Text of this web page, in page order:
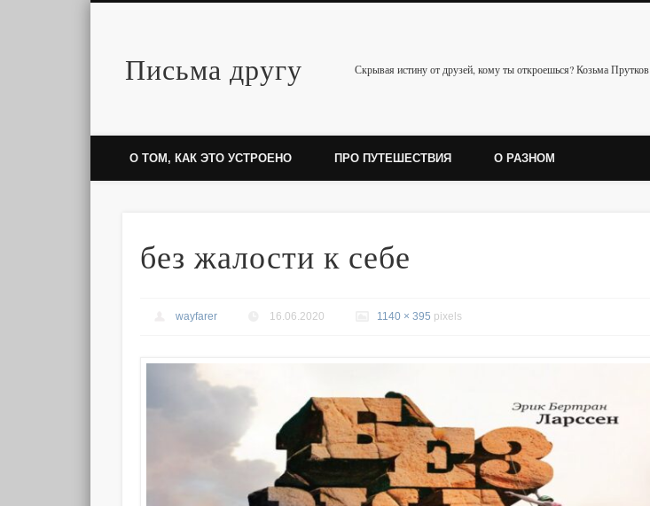
Письма другу Скрывая истину от друзей, кому ты откроешься? Козьма Прутков
Twitter
О ТОМ, КАК ЭТО УСТРОЕНО ПРО ПУТЕШЕСТВИЯ О РАЗНОМ
без жалости к себе
wayfarer 16.06.2020 1140 × 395 pixels